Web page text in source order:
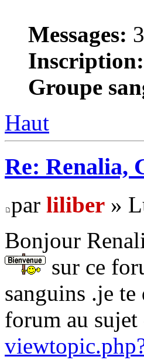
Messages: 3
Inscription:
Groupe
Haut
Re: Renalia,
par liliber »
Bonjour
sur ce
sanguins .je
forum au sujet